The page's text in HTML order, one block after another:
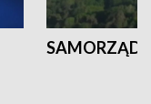
SAMORZĄD